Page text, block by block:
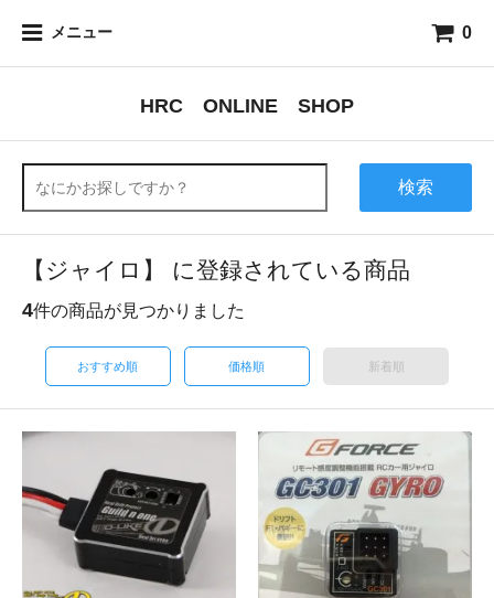
メニュー 0
HRC ONLINE SHOP
検索
【ジャイロ】 に登録されている商品
4件の商品が見つかりました
おすすめ順 価格順 新着順